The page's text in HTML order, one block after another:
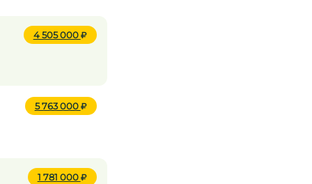
4 505 000
5 763 000
1 781 000